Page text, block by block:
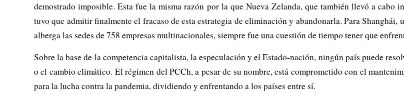
demostrado imposible. Esta fue la misma razón por la que Nueva Zelanda, que también llevó a
tuvo que admitir finalmente el fracaso de esta estrategia de eliminación y abandonarla. Para
alberga las sedes de 758 empresas multinacionales, siempre fue una cuestión de tiempo tener que
Sobre la base de la competencia capitalista, la especulación y el Estado-nación, ningún país puede
o el cambio climático. El régimen del PCCh, a pesar de su nombre, está comprometido con el
para la lucha contra la pandemia, dividiendo y enfrentando a los países entre sí.